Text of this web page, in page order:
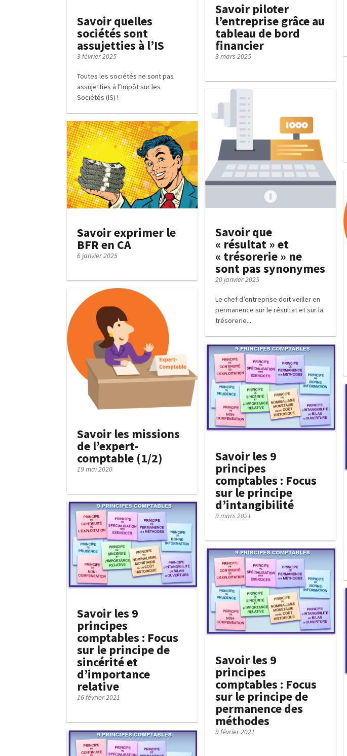
Savoir piloter
l’entreprise grâce au
tableau de bord
financier
3 mars 2025
Savoir quelles
sociétés sont
assujetties à l’IS
3 février 2025
Toutes les sociétés ne sont pas
assujetties à l’Impôt sur les
Sociétés (IS) !
Savoir que
« résultat » et
« trésorerie » ne
sont pas synonymes
20 janvier 2025
Le chef d’entreprise doit veiller en
permanence sur le résultat et sur la
trésorerie...
Savoir exprimer le
BFR en CA
6 janvier 2025
Savoir les missions
de l’expert-
comptable (1/2)
19 mai 2020
Savoir les 9
principes
comptables : Focus
sur le principe
d’intangibilité
9 mars 2021
Savoir les 9
principes
comptables : Focus
sur le principe de
sincérité et
d’importance
relative
16 février 2021
Savoir les 9
principes
comptables : Focus
sur le principe de
permanence des
méthodes
9 février 2021